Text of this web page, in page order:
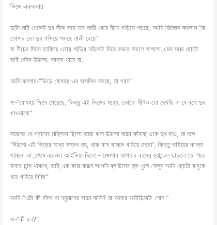
ভিজে একককার
দুটো মাই থেকেই দুধ লীক করে মার নাভী বেয়ে নীচে গড়িয়ে পড়ছে, আমি জিজ্ঞেস করলাম “মা
তোমার তো দুধ গড়িয়ে পড়ছে নাভী বেয়ে”
মা নীচের দিকে তাকিয়ে এবার শাড়ির আঁচলটা দিয়ে কভার করলে লাগলো.এমন সময় ছোটো
ভাই কেঁদে উঠলো. কান্না থামে না.
আমি বললাম-“ভিড়ে বোধহয় ওর অসস্থি করছে, যা গরম”
মা-“বোধহয় ক্ষিদে পেয়েছে, কিন্তু এই ভিড়ের মধ্যে, কোনো সীটও তো দেখছি না যে বসে দুধ
খাওয়াবো”
সামনের যে গ্রামের মহিলারা ছিলো তারা বলে উঠলো বাচ্চা কাঁদছে ওকে দুধ দাও, মা বলে
“উঠলো এই ভিড়ের মধ্যে সম্ভব নয়, থাক বাস থামলে খাইয়ে দেবো”, কিন্তু ভাইয়ের কান্না
থামলো না ,শেষে নরেনদা আইডিয়া দিলো -“মেমসাব আপনার বাসের হ্যান্ডেল ছাড়লে তো পরে
যাবার চান্স থাকবে, তাই এক কাজ করূন আপনি ব্লাউসের হুক খুলে ফেলুন আমি ছোটো বাবুকে
ধরে খাইয়ে দিচ্ছি”
আমি-“এটা কী বাঁদর বা হনুমানের বাচ্চা নাকি? মা আমার আইডিয়াটা শোন ”
মা-“কী বল?”